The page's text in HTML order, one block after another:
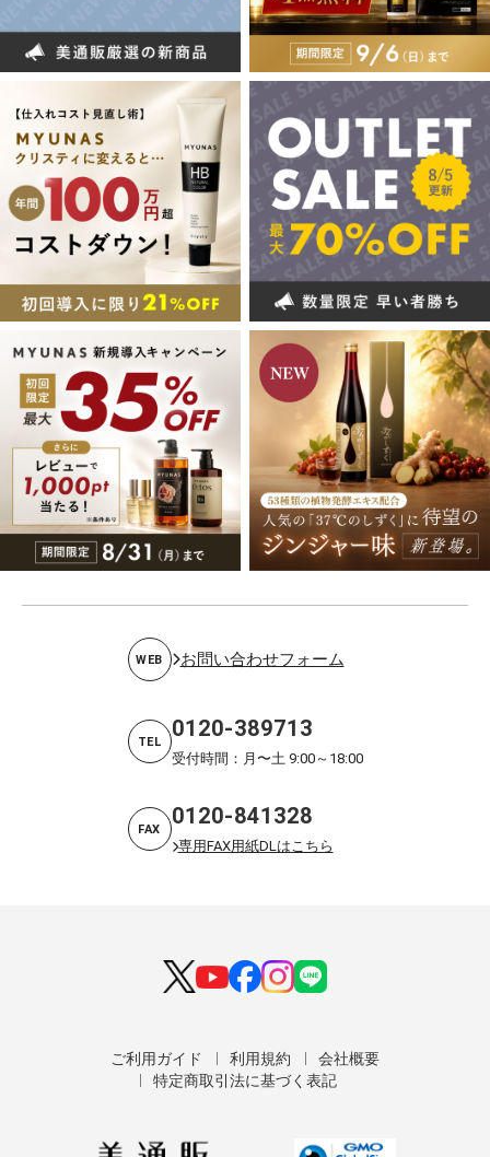
WEB お問い合わせフォーム
TEL 0120-389713
受付時間：月〜土 9:00～18:00
FAX 0120-841328
専用FAX用紙DLはこちら
ご利用ガイド 利用規約
会社概要
特定商取引法に基づく表記